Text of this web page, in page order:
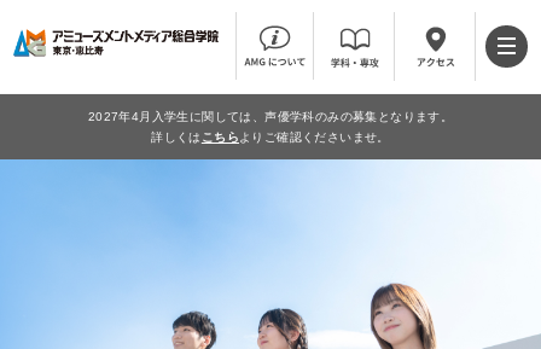
2027年4月入学生に関しては、声優学科のみの募集となります。
詳しくは こちら よりご確認くださいませ。